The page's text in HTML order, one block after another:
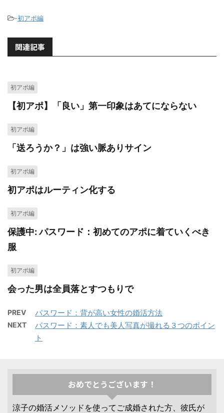
-初アポ編
関連記事
初アポ編
【初アポ】「良い」第一印象はあてにならない
初アポ編
「送ろうか？」は強い脈ありサイン
初アポ編
初アポはルーティン化する
初アポ編
保護中: パスワード：初めてのアポに着ていくべき
服
初アポ編
会った男は全員落とすつもりで
PREV パスワード：背が高い女性の婚活方法
NEXT
パスワード：素人でも美人写真が撮れる３つのポイン
ト
おめでとうございます！
涼子の婚活メソッドを使ってご成婚された方、彼氏が